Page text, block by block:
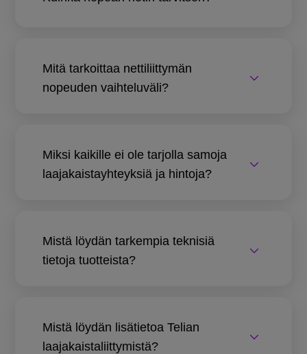
Mitä tarkoittaa nettiliittymän
nopeuden vaihteluväli?
Miksi kaikille ei ole tarjolla samoja
laajakaistayhteyksiä ja hintoja?
Mistä löydän tarkempia teknisiä
tietoja tuotteista?
Mistä löydän lisätietoa Telian
laajakaistaliittymistä?